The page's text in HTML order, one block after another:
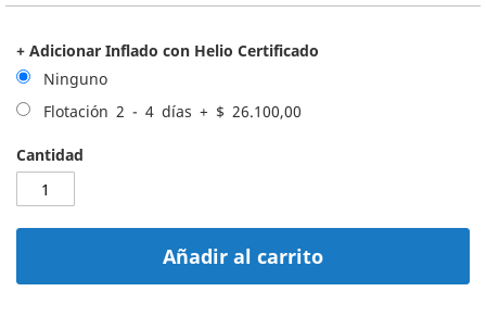
+ Adicionar Inflado con Helio Certificado
Ninguno
Flotación 2 - 4 días + $ 26.100,00
Cantidad
Añadir al carrito
de